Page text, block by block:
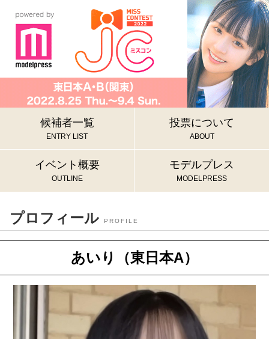
候補者一覧
ENTRY LIST
投票について
ABOUT
イベント概要
OUTLINE
モデルプレス
MODELPRESS
プロフィール PROFILE
あいり（東日本A）